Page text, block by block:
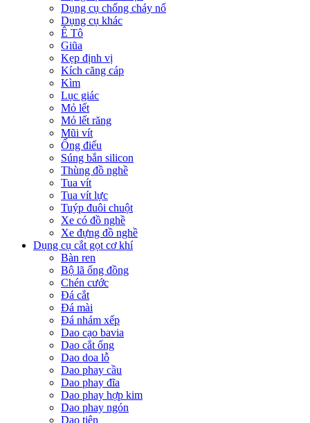
Dụng cụ chống cháy nổ
Dụng cụ khác
Ê Tô
Giũa
Kẹp định vị
Kích căng cáp
Kìm
Lục giác
Mỏ lết
Mỏ lết răng
Mũi vít
Ống điếu
Súng bắn silicon
Thùng đồ nghề
Tua vít
Tua vít lực
Tuýp đuôi chuột
Xe có đồ nghề
Xe đựng đồ nghề
Dụng cụ cắt gọt cơ khí
Bàn ren
Bộ lã ống đồng
Chén cước
Đá cắt
Đá mài
Đá nhám xếp
Dao cạo bavia
Dao cắt ống
Dao doa lỗ
Dao phay cầu
Dao phay đĩa
Dao phay hợp kim
Dao phay ngón
Dao tiện